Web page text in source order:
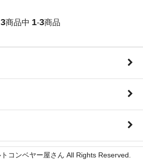
3商品中 1-3商品
コンベヤー屋さん All Rights Reserved.